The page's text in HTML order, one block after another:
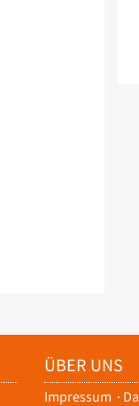
ÜBER UNS
Impressum ·